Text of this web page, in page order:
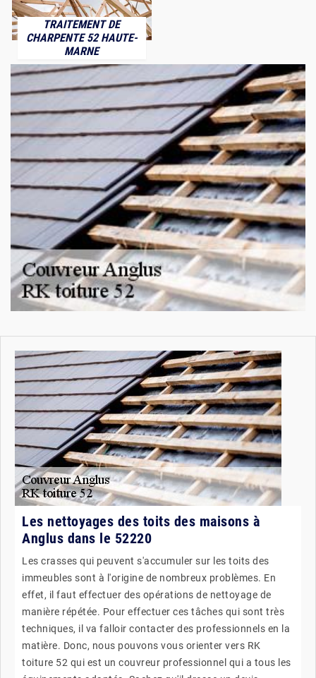
TRAITEMENT DE
CHARPENTE 52 HAUTE-
MARNE
Les nettoyages des toits des maisons à
Anglus dans le 52220
Les crasses qui peuvent s'accumuler sur les toits des
immeubles sont à l'origine de nombreux problèmes. En
effet, il faut effectuer des opérations de nettoyage de
manière répétée. Pour effectuer ces tâches qui sont très
techniques, il va falloir contacter des professionnels en la
matière. Donc, nous pouvons vous orienter vers RK
toiture 52 qui est un couvreur professionnel qui a tous les